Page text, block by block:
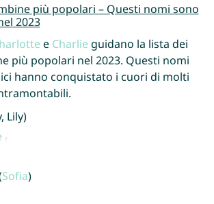
più popolari – Questi nomi sono
2023
e Charlie guidano la lista dei
più popolari nel 2023. Questi nomi
hanno conquistato i cuori di molti
Lily)
Sofia)